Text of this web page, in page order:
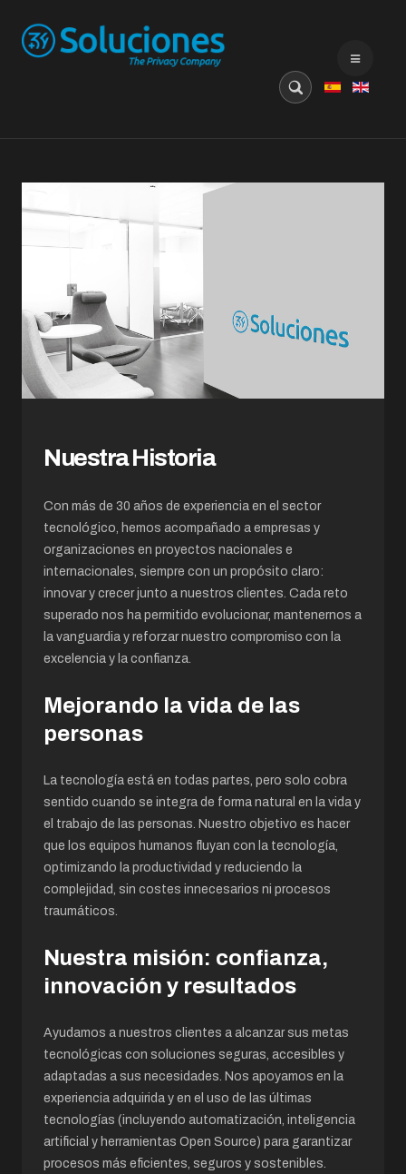
Buscar...
Nuestra Historia
Con más de 30 años de experiencia en el sector
tecnológico, hemos acompañado a empresas y
organizaciones en proyectos nacionales e
internacionales, siempre con un propósito claro:
innovar y crecer junto a nuestros clientes. Cada reto
superado nos ha permitido evolucionar, mantenernos a
la vanguardia y reforzar nuestro compromiso con la
excelencia y la confianza.
Mejorando la vida de las
personas
La tecnología está en todas partes, pero solo cobra
sentido cuando se integra de forma natural en la vida y
el trabajo de las personas. Nuestro objetivo es hacer
que los equipos humanos fluyan con la tecnología,
optimizando la productividad y reduciendo la
complejidad, sin costes innecesarios ni procesos
traumáticos.
Nuestra misión: confianza,
innovación y resultados
Ayudamos a nuestros clientes a alcanzar sus metas
tecnológicas con soluciones seguras, accesibles y
adaptadas a sus necesidades. Nos apoyamos en la
experiencia adquirida y en el uso de las últimas
tecnologías (incluyendo automatización, inteligencia
artificial y herramientas Open Source) para garantizar
procesos más eficientes, seguros y sostenibles.